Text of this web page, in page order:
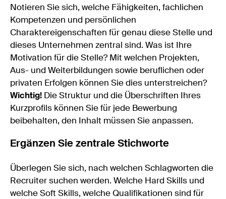
Notieren Sie sich, welche Fähigkeiten, fachlichen
Kompetenzen und persönlichen
Charaktereigenschaften für genau diese Stelle und
dieses Unternehmen zentral sind. Was ist Ihre
Motivation für die Stelle? Mit welchen Projekten,
Aus- und Weiterbildungen sowie beruflichen oder
privaten Erfolgen können Sie dies unterstreichen?
Wichtig! Die Struktur und die Überschriften Ihres
Kurzprofils können Sie für jede Bewerbung
beibehalten, den Inhalt müssen Sie anpassen.
Ergänzen Sie zentrale Stichworte
Überlegen Sie sich, nach welchen Schlagworten die
Recruiter suchen werden. Welche Hard Skills und
welche Soft Skills, welche Qualifikationen sind für